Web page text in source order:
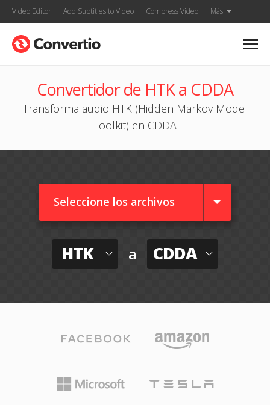
Video Editor Add Subtitles to Video Compress Video Más
Convertidor de HTK a CDDA
Transforma audio HTK (Hidden Markov Model
Toolkit) en CDDA
Seleccione los archivos
HTK a CDDA